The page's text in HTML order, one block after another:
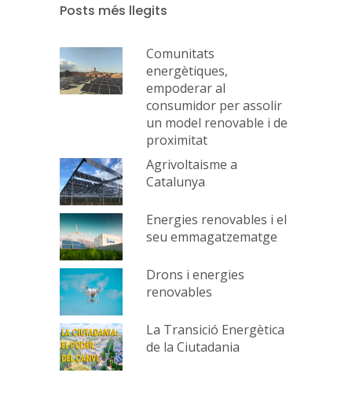
Posts més llegits
Comunitats
energètiques,
empoderar al
consumidor per assolir
un model renovable i de
proximitat
Agrivoltaisme a
Catalunya
Energies renovables i el
seu emmagatzematge
Drons i energies
renovables
La Transició Energètica
de la Ciutadania